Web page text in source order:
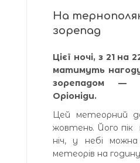
На
зорепад
Цієї ночі, з 21
матимуть
зорепадом —
Оріоніди.
Цей метеорний
жовтень. Його пік
ніч, у небі
метеорів на